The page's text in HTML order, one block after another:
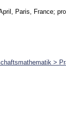
Paris, France;
>